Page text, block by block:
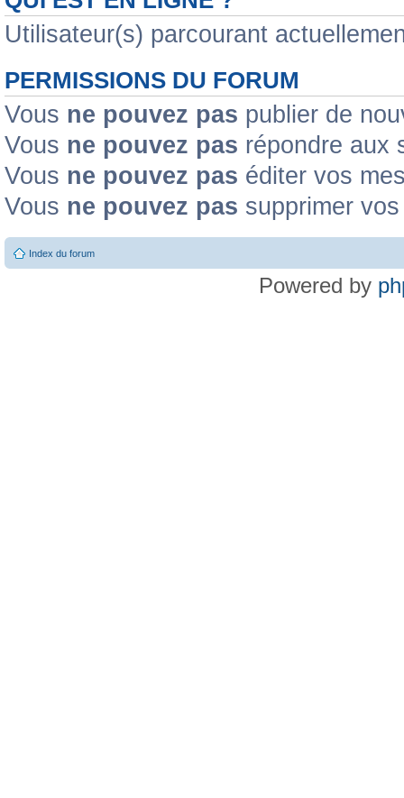
Utilisateur(s) parcourant
PERMISSIONS DU FORUM
Vous ne pouvez pas publier de
Vous ne pouvez pas répondre aux
Vous ne pouvez pas éditer vos
Vous ne pouvez pas supprimer
Index du forum
Powered by